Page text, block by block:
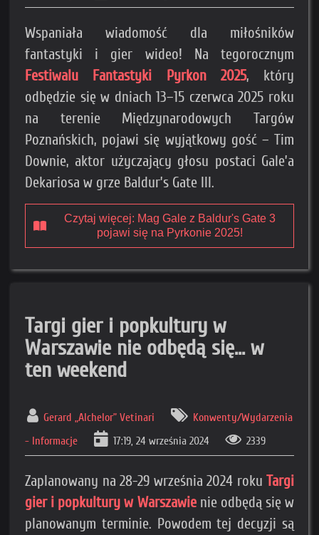
Wspaniała wiadomość dla miłośników
fantastyki i gier wideo! Na tegorocznym
Festiwalu Fantastyki Pyrkon 2025, który
odbędzie się w dniach 13–15 czerwca 2025 roku
na terenie Międzynarodowych Targów
Poznańskich, pojawi się wyjątkowy gość – Tim
Downie, aktor użyczający głosu postaci Gale’a
Dekariosa w grze Baldur’s Gate III.
Czytaj więcej: Mag Gale z Baldur's Gate 3
pojawi się na Pyrkonie 2025!
Targi gier i popkultury w
Warszawie nie odbędą się... w
ten weekend
Gerard „Alchelor” Vetinari
Konwenty/Wydarzenia
- Informacje
17:19, 24 września 2024 2339
Zaplanowany na 28-29 września 2024 roku Targi
gier i popkultury w Warszawienie odbędą się w
planowanym terminie. Powodem tej decyzji są